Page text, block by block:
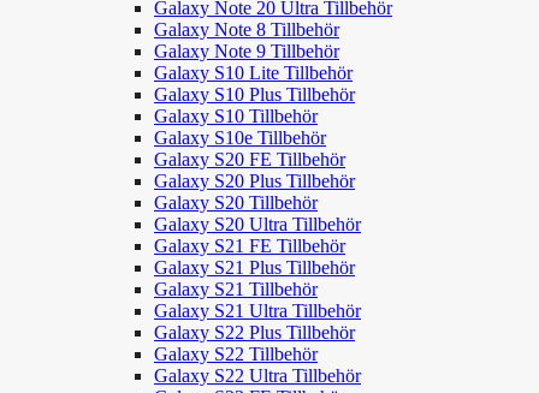
Galaxy Note 20 Ultra Tillbehör
Galaxy Note 8 Tillbehör
Galaxy Note 9 Tillbehör
Galaxy S10 Lite Tillbehör
Galaxy S10 Plus Tillbehör
Galaxy S10 Tillbehör
Galaxy S10e Tillbehör
Galaxy S20 FE Tillbehör
Galaxy S20 Plus Tillbehör
Galaxy S20 Tillbehör
Galaxy S20 Ultra Tillbehör
Galaxy S21 FE Tillbehör
Galaxy S21 Plus Tillbehör
Galaxy S21 Tillbehör
Galaxy S21 Ultra Tillbehör
Galaxy S22 Plus Tillbehör
Galaxy S22 Tillbehör
Galaxy S22 Ultra Tillbehör